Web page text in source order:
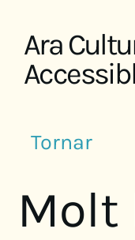
Ara
Tornar
Molt